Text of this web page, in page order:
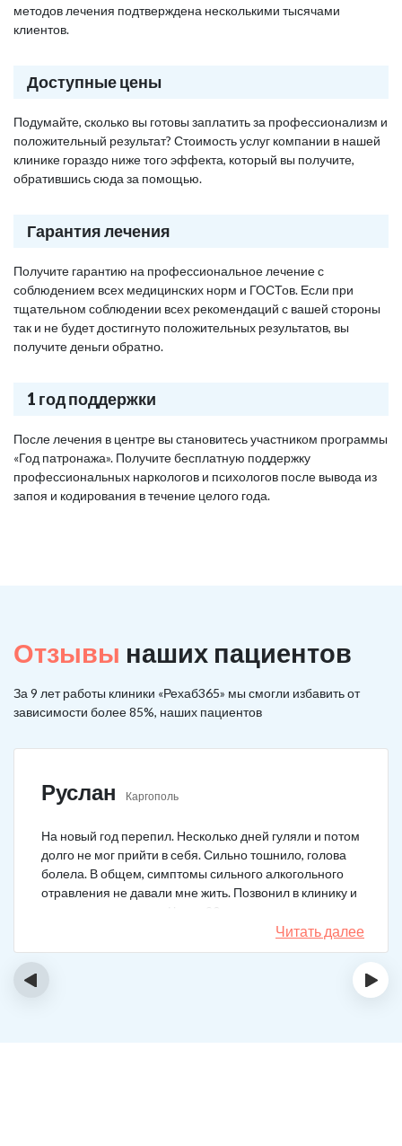
методов лечения подтверждена несколькими тысячами
клиентов.
Доступные цены
Подумайте, сколько вы готовы заплатить за профессионализм и
положительный результат? Стоимость услуг компании в нашей
клинике гораздо ниже того эффекта, который вы получите,
обратившись сюда за помощью.
Гарантия лечения
Получите гарантию на профессиональное лечение с
соблюдением всех медицинских норм и ГОСТов. Если при
тщательном соблюдении всех рекомендаций с вашей стороны
так и не будет достигнуто положительных результатов, вы
получите деньги обратно.
1 год поддержки
После лечения в центре вы становитесь участником программы
«Год патронажа». Получите бесплатную поддержку
профессиональных наркологов и психологов после вывода из
запоя и кодирования в течение целого года.
Отзывы наших пациентов
За 9 лет работы клиники «Рехаб365» мы смогли избавить от
зависимости более 85%, наших пациентов
Руслан Каргополь
На новый год перепил. Несколько дней гуляли и потом
долго не мог прийти в себя. Сильно тошнило, голова
болела. В общем, симптомы сильного алкогольного
отравления не давали мне жить. Позвонил в клинику и
вызвал врача на дом. Через 20 минут приехал
нарколог, поставил мне усиленную капельницу. Сразу
стало легче.
Читать далее
‹ ›